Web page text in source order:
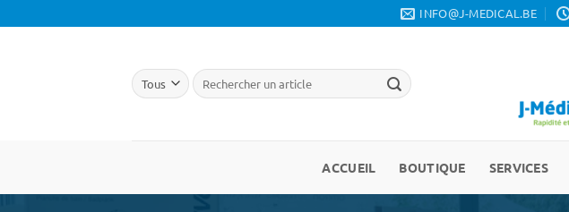
au
INFO@J-MEDICAL.BE
ACCUEIL BOUTIQUE SERVICES